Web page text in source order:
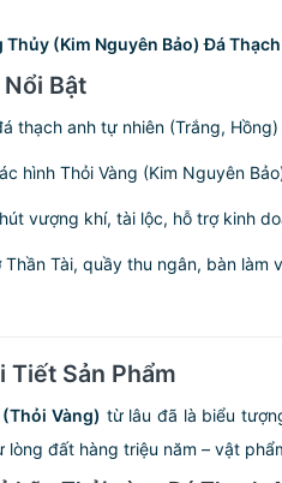
(Kim Nguyên Bảo) Đá
Bật
thạch anh tự nhiên (Trắng,
hình Thỏi Vàng (Kim Nguyên
vượng khí, tài lộc, hỗ trợ kinh
Thần Tài, quầy thu ngân, bàn làm
Tiết Sản Phẩm
Vàng) từ lâu đã là biểu
đất hàng triệu năm – vật